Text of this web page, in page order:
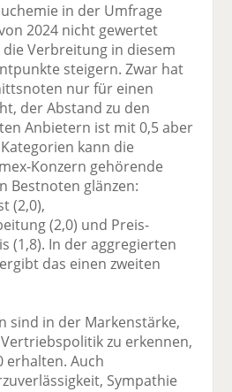
in der Umfrage
2024 nicht gewertet
Verbreitung in diesem
steigern. Zwar hat
nur für einen
der Abstand zu den
Anbietern ist mit 0,5 aber
kann die
Konzern gehörende
Bestnoten glänzen:
(2,0),
(2,0) und Preis-
(1,8). In der aggregierten
das einen zweiten
sind in der Markenstärke,
zu erkennen,
erhalten. Auch
Sympathie